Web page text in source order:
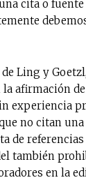
cita o
Ling y
afirmación
experiencia
no citan
de
también
en la